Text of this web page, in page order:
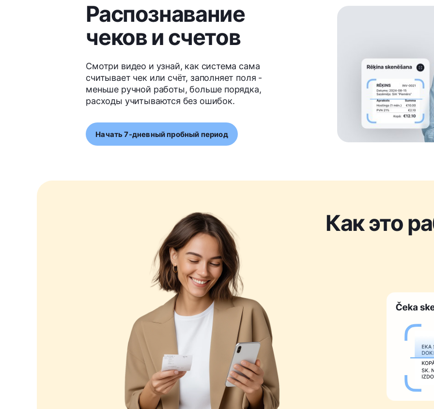
Распознавание
чеков и счетов
Смотри видео и узнай, как система сама
считывает чек или счёт, заполняет поля -
меньше ручной работы, больше порядка,
расходы учитываются без ошибок.
Начать 7-дневный пробный период
Как это